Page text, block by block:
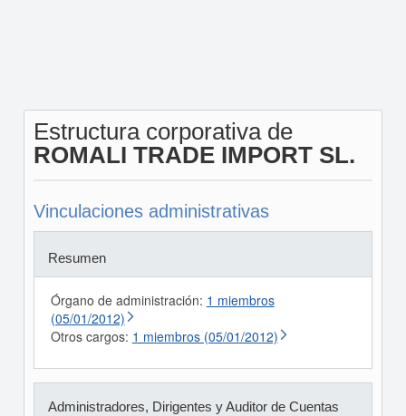
Estructura corporativa de
ROMALI TRADE IMPORT SL.
Vinculaciones administrativas
Resumen
Órgano de administración: 1 miembros
(05/01/2012)
Otros cargos: 1 miembros (05/01/2012)
Administradores, Dirigentes y Auditor de Cuentas